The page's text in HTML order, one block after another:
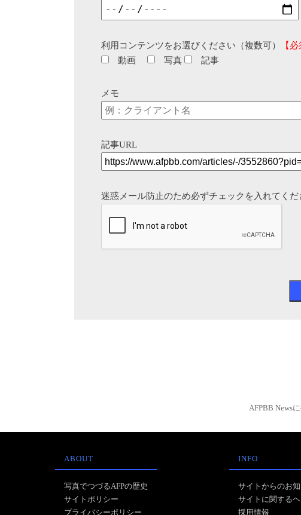
利用コンテンツをお選びください（複数可）
【必
動画
写真 記事
メモ
記事URL
迷惑メール防止のため必ずチェックを入れてくだ
AFPBB News
ABOUT
写真でつづるAFPの歴史
サイトポリシー
プライバシーポリシー
INFO
サイトからのお
サイトに関する
採用情報